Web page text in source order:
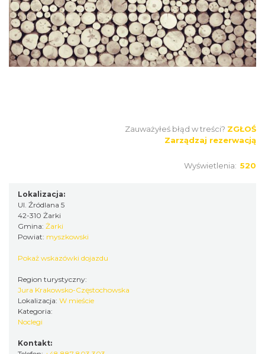
Zauważyłeś błąd w treści? ZGŁOŚ
Zarządzaj rezerwacją
Wyświetlenia: 520
Lokalizacja:
Ul. Źródlana 5
42-310 Żarki
Gmina: Żarki
Powiat: myszkowski
Pokaż wskazówki dojazdu
Region turystyczny:
Jura Krakowsko-Częstochowska
Lokalizacja: W mieście
Kategoria:
Noclegi
Kontakt: